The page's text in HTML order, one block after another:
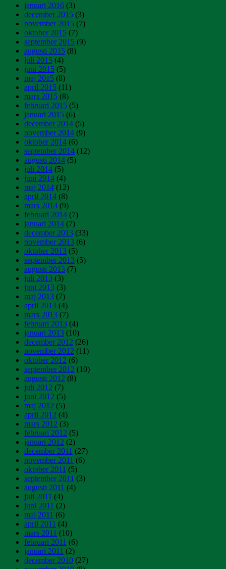
januari 2016 (3)
december 2015 (3)
november 2015 (7)
oktober 2015 (7)
september 2015 (9)
augusti 2015 (8)
juli 2015 (4)
juni 2015 (5)
maj 2015 (8)
april 2015 (11)
mars 2015 (8)
februari 2015 (5)
januari 2015 (6)
december 2014 (5)
november 2014 (9)
oktober 2014 (6)
september 2014 (12)
augusti 2014 (5)
juli 2014 (5)
juni 2014 (4)
maj 2014 (12)
april 2014 (8)
mars 2014 (9)
februari 2014 (7)
januari 2014 (7)
december 2013 (33)
november 2013 (6)
oktober 2013 (5)
september 2013 (5)
augusti 2013 (7)
juli 2013 (3)
juni 2013 (3)
maj 2013 (7)
april 2013 (4)
mars 2013 (7)
februari 2013 (4)
januari 2013 (10)
december 2012 (26)
november 2012 (11)
oktober 2012 (6)
september 2012 (10)
augusti 2012 (8)
juli 2012 (7)
juni 2012 (5)
maj 2012 (5)
april 2012 (4)
mars 2012 (3)
februari 2012 (5)
januari 2012 (2)
december 2011 (27)
november 2011 (6)
oktober 2011 (5)
september 2011 (3)
augusti 2011 (4)
juli 2011 (4)
juni 2011 (2)
maj 2011 (6)
april 2011 (4)
mars 2011 (10)
februari 2011 (6)
januari 2011 (2)
december 2010 (27)